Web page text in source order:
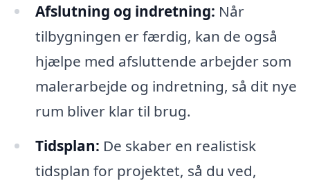
Afslutning og indretning: Når
tilbygningen er færdig, kan de også
hjælpe med afsluttende arbejder som
malerarbejde og indretning, så dit nye
rum bliver klar til brug.
Tidsplan: De skaber en realistisk
tidsplan for projektet, så du ved,